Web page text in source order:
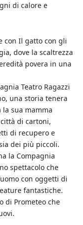
di calore e
con Il gatto con gli
dove la scaltrezza
povera in una
Teatro Ragazzi
una storia tenera
sua mamma
di cartoni,
di recupero e
dei più piccoli.
la Compagnia
spettacolo che
con oggetti di
fantastiche.
di Prometeo che